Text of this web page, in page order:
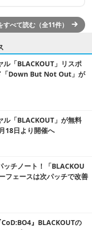
すべて読む（全11件）
ル「BLACKOUT」リスポ
「Down But Not Out」が
ル「BLACKOUT」が無料
18日より開催へ
ッチノート！「BLACKOU
フェースは次パッチで改善
』BLACKOUTの